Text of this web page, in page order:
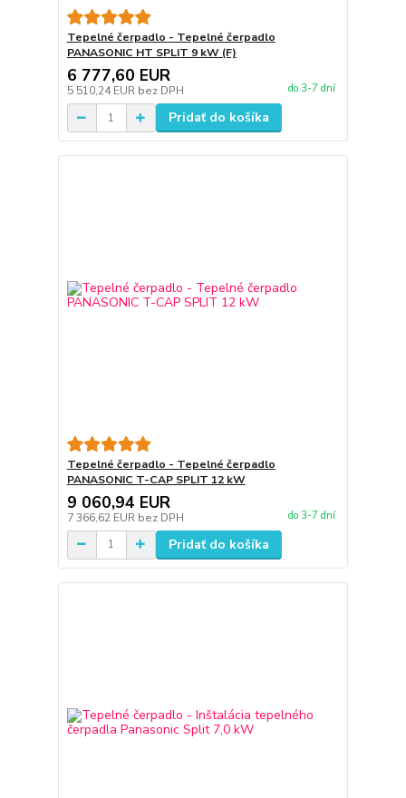
Tepelné čerpadlo - Tepelné čerpadlo
PANASONIC HT SPLIT 9 kW (F)
6 777,60 EUR
5 510,24 EUR bez DPH do 3-7 dní
Pridať do košíka
Tepelné čerpadlo - Tepelné čerpadlo
PANASONIC T-CAP SPLIT 12 kW
9 060,94 EUR
7 366,62 EUR bez DPH do 3-7 dní
Pridať do košíka